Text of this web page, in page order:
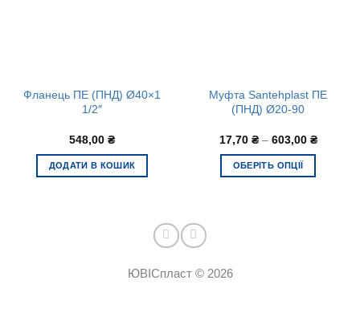
Фланець ПЕ (ПНД) Ø40×1
1/2″
548,00 ₴
ДОДАТИ В КОШИК
Муфта Santehplast ПЕ
(ПНД) Ø20-90
17,70 ₴– 603,00 ₴
ОБЕРІТЬ ОПЦІЇ
ЮВІСпласт © 2026